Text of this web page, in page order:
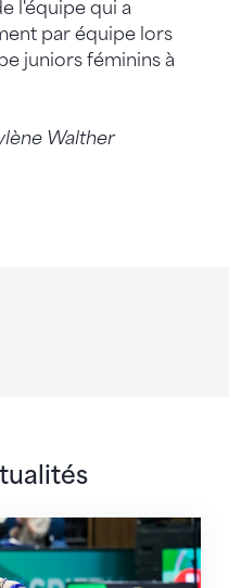
l'équipe qui a
par équipe lors
juniors féminins à
Walther
du monde